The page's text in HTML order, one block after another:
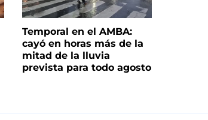
Temporal en el AMBA:
cayó en horas más de la
mitad de la lluvia
prevista para todo agosto